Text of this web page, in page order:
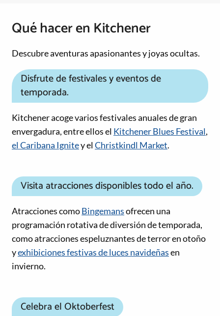
Qué hacer en Kitchener
Descubre aventuras apasionantes y joyas ocultas.
Disfrute de festivales y eventos de
temporada.
Kitchener acoge varios festivales anuales de gran
envergadura, entre ellos el Kitchener Blues Festival,
el Caribana Ignitey elChristkindl Market.
Visita atracciones disponibles todo el año.
Atracciones comoBingemansofrecen una
programación rotativa de diversión de temporada,
como atracciones espeluznantes de terror en otoño
yexhibiciones festivas de luces navideñasen
invierno.
Celebra el Oktoberfest